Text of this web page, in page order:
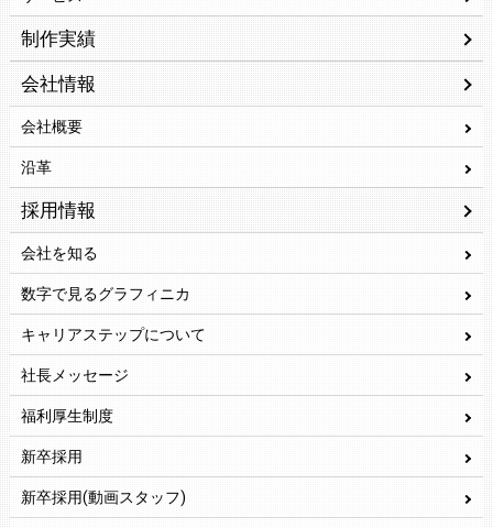
制作実績
会社情報
会社概要
沿革
採用情報
会社を知る
数字で見るグラフィニカ
キャリアステップについて
社長メッセージ
福利厚生制度
新卒採用
新卒採用(動画スタッフ)